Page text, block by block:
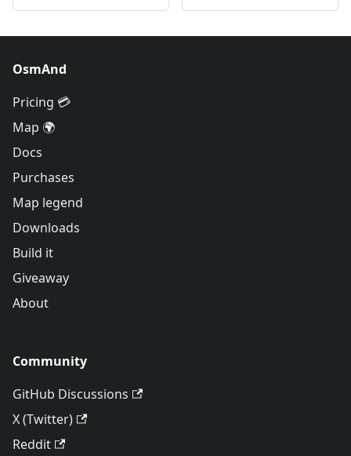
OsmAnd
Pricing 💳
Map 🌍
Docs
Purchases
Map legend
Downloads
Build it
Giveaway
About
Community
GitHub Discussions
X (Twitter)
Reddit